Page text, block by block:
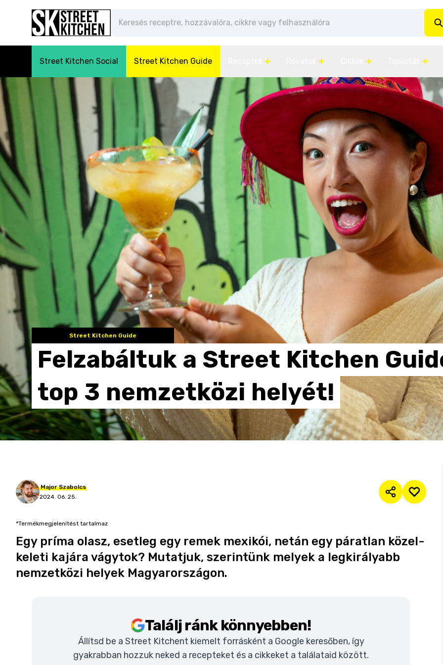
Street Kitchen Social Street Kitchen Guide
Street Kitchen Guide
Felzabáltuk a Street Kitchen
top 3 nemzetközi helyét!
Major Szabolcs
2024. 06. 25.
*Termékmegjelenítést tartalmaz
Egy príma olasz, esetleg egy remek mexikói, netán egy páratlan közel-
keleti kajára vágytok? Mutatjuk, szerintünk melyek a legkirályabb
nemzetközi helyek Magyarországon.
Találj ránk könnyebben!
Állítsd be a Street Kitchent kiemelt forrásként a Google keresőben, így
gyakrabban hozzuk neked a recepteket és a cikkeket a találataid között.